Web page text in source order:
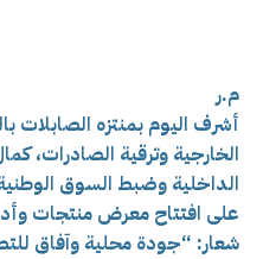
م.ر
أشرف اليوم بمنتزه الصابلات
الخارجية وترقية الصادرات،
الداخلية وضبط السوق
على افتتاح معرض منتجات
شعار: “جودة محلية وآفاق